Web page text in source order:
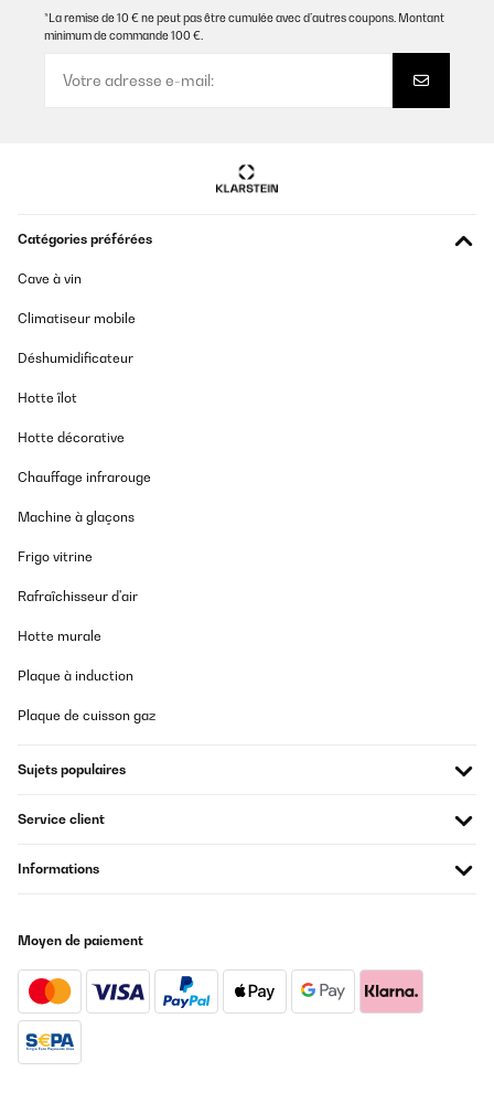
besoins et usages. Voici un aperçu des types les
plus courants :
maturation à sec. Elles contrôlent précisément la
température, l’humidité et la circulation de l’air
développement des saveurs caractéristiques du
dry-aged.
armoires maintiennent une température constante
maturation.
Armoires combinées :
Certains modèles modernes permettent à la fois la
méthodes de maturation.
Les versions plus compactes destinées à un usage
domestique gagnent en popularité. Elles
la maturation de viande à petite échelle.
Les modèles plus grands, destinés aux
restaurants, boucheries et producteurs de viande,
offrent une capacité importante et souvent des
fonctions supplémentaires comme la stérilisation
*La remise de 10 € ne peut pas être cumulée avec d’autres coupons. Montant
minimum de commande 100 €.
Catégories préférées
Cave à vin
Climatiseur mobile
Déshumidificateur
Hotte îlot
Hotte décorative
Chauffage infrarouge
Machine à glaçons
Frigo vitrine
Rafraîchisseur d'air
Hotte murale
Plaque à induction
Plaque de cuisson gaz
Sujets populaires
Service client
Informations
Moyen de paiement